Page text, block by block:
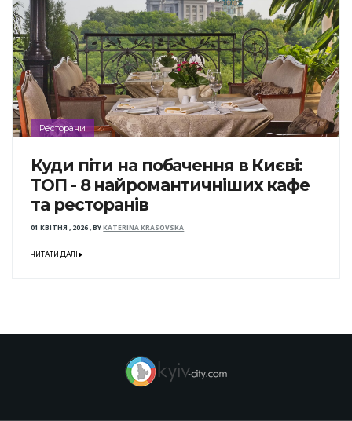
Ресторани
Куди піти на побачення в Києві:
ТОП - 8 найромантичніших кафе
та ресторанів
01 КВІТНЯ , 2026,BYKATERINA KRASOVSKA
ЧИТАТИ ДАЛІ